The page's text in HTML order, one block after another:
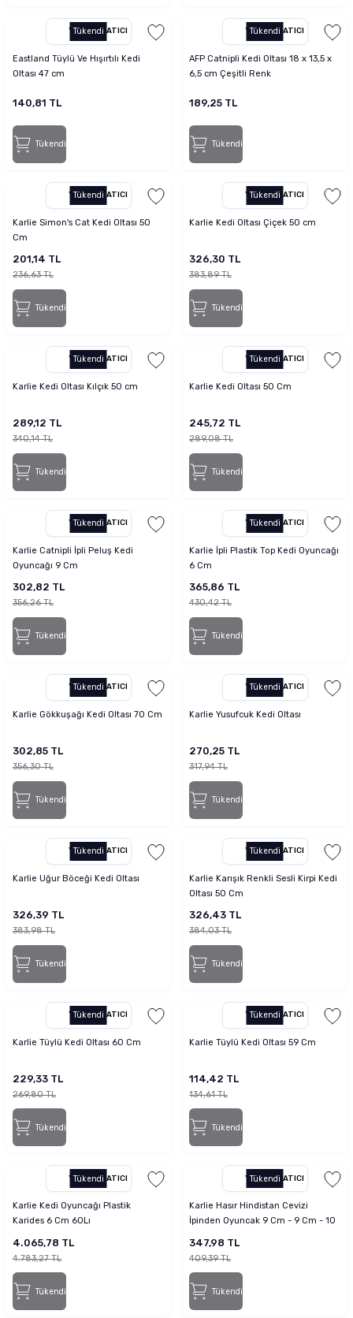
Tükendi
YETKILI SATICI
Eastland Tüylü Ve Hışırtılı Kedi
Oltası 47 cm
140,81 TL
Tükendi
Tükendi
YETKILI SATICI
AFP Catnipli Kedi Oltası 18 x 13,5 x
6,5 cm Çeşitli Renk
189,25 TL
Tükendi
Tükendi
YETKILI SATICI
Karlie Simon's Cat Kedi Oltası 50
Cm
201,14 TL
236,63 TL
Tükendi
Tükendi
YETKILI SATICI
Karlie Kedi Oltası Çiçek 50 cm
326,30 TL
383,89 TL
Tükendi
Tükendi
YETKILI SATICI
Karlie Kedi Oltası Kılçık 50 cm
289,12 TL
340,14 TL
Tükendi
Tükendi
YETKILI SATICI
Karlie Kedi Oltası 50 Cm
245,72 TL
289,08 TL
Tükendi
Tükendi
YETKILI SATICI
Karlie Catnipli İpli Peluş Kedi
Oyuncağı 9 Cm
302,82 TL
356,26 TL
Tükendi
Tükendi
YETKILI SATICI
Karlie İpli Plastik Top Kedi Oyuncağı
6 Cm
365,86 TL
430,42 TL
Tükendi
Tükendi
YETKILI SATICI
Karlie Gökkuşağı Kedi Oltası 70 Cm
302,85 TL
356,30 TL
Tükendi
Tükendi
YETKILI SATICI
Karlie Yusufcuk Kedi Oltası
270,25 TL
317,94 TL
Tükendi
Tükendi
YETKILI SATICI
Karlie Uğur Böceği Kedi Oltası
326,39 TL
383,98 TL
Tükendi
Tükendi
YETKILI SATICI
Karlie Karışık Renkli Sesli Kirpi Kedi
Oltası 50 Cm
326,43 TL
384,03 TL
Tükendi
Tükendi
YETKILI SATICI
Karlie Tüylü Kedi Oltası 60 Cm
229,33 TL
269,80 TL
Tükendi
Tükendi
YETKILI SATICI
Karlie Tüylü Kedi Oltası 59 Cm
114,42 TL
134,61 TL
Tükendi
Tükendi
YETKILI SATICI
Karlie Kedi Oyuncağı Plastik
Karides 6 Cm 60Lı
4.065,78 TL
4.783,27 TL
Tükendi
Tükendi
YETKILI SATICI
Karlie Hasır Hindistan Cevizi
İpinden Oyuncak 9 Cm - 9 Cm - 10
347,98 TL
409,39 TL
Tükendi